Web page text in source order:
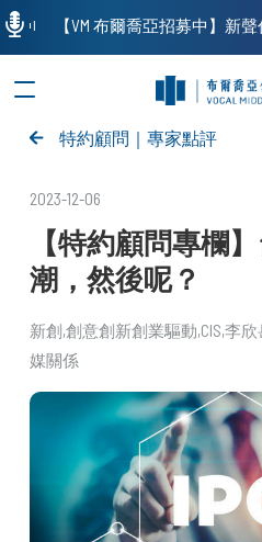
特約顧問｜專家點評
2023-12-06
【特約顧問專欄
潮，然後呢？
新創 創意創新創業驅動 CIS 李欣
媒關係